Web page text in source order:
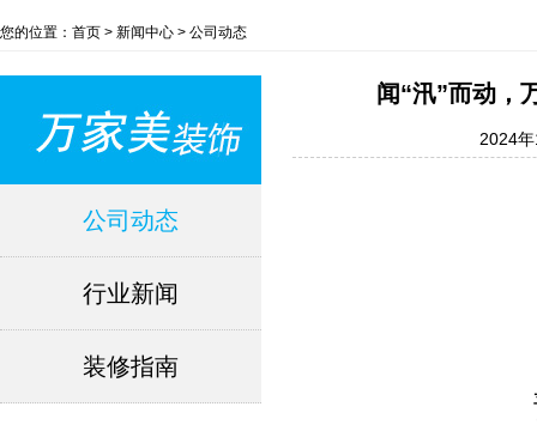
您的位置：首页 > 新闻中心 > 公司动态
公司动态
行业新闻
装修指南
闻“汛”而动，
2024